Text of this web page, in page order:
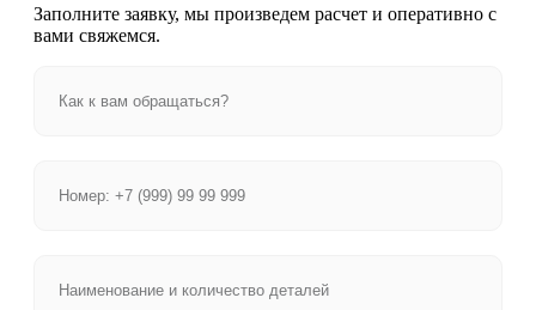
Заполните заявку, мы произведем расчет и оперативно с
вами свяжемся.